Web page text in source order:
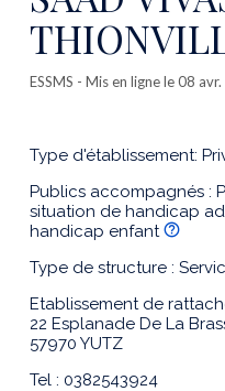
ESSMS - Mis en ligne le 08
Type d'établissement:
Publics accompagnés :
situation de handicap
handicap enfant
Type de structure :
Etablissement de
22 Esplanade De La
57970 YUTZ
Tel : 0382543924